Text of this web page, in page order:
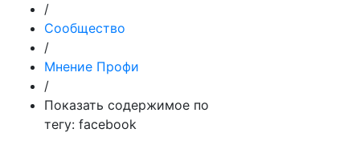
/
Сообщество
/
Мнение Профи
/
Показать содержимое по
тегу: facebook